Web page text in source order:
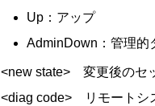
Up：アップ
AdminDown：管理的
<new state> 変更後のセ
<diag code> リモートシ